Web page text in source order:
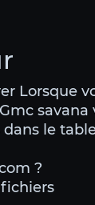
Lorsque
savana
le
?